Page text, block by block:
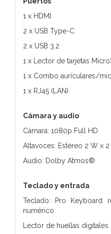
1 x HDMI
2 x USB Type-C
2 x USB 3.2
1 x Lector de tarjetas
1 x Combo auriculares/
1 x RJ45 (LAN)
Cámara y audio
Cámara: 1080p Full HD
Altavoces: Estéreo 2 W x 2
Audio: Dolby Atmos®
Teclado y entrada
Teclado: Pro Keyboard
numérico
Lector de huellas